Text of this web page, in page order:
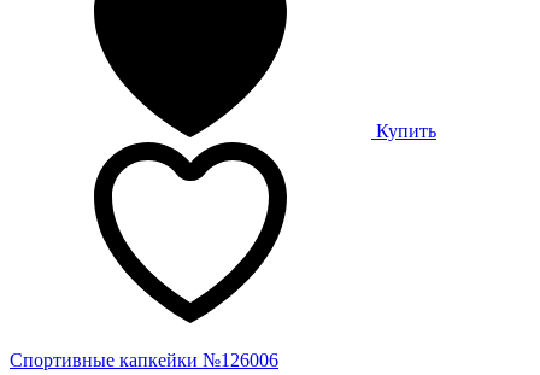
Купить
Спортивные капкейки №126006